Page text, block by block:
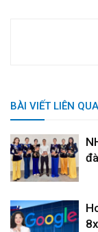
BÀI VIẾT LIÊN